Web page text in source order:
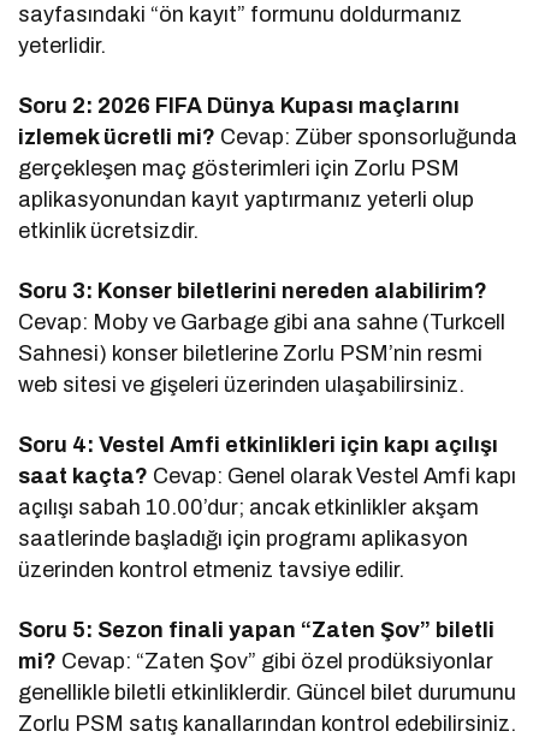
sayfasındaki “ön kayıt” formunu doldurmanız
yeterlidir.
Soru 2: 2026 FIFA Dünya Kupası maçlarını
izlemek ücretli mi? Cevap: Züber sponsorluğunda
gerçekleşen maç gösterimleri için Zorlu PSM
aplikasyonundan kayıt yaptırmanız yeterli olup
etkinlik ücretsizdir.
Soru 3: Konser biletlerini nereden alabilirim?
Cevap: Moby ve Garbage gibi ana sahne (Turkcell
Sahnesi) konser biletlerine Zorlu PSM’nin resmi
web sitesi ve gişeleri üzerinden ulaşabilirsiniz.
Soru 4: Vestel Amfi etkinlikleri için kapı açılışı
saat kaçta? Cevap: Genel olarak Vestel Amfi kapı
açılışı sabah 10.00’dur; ancak etkinlikler akşam
saatlerinde başladığı için programı aplikasyon
üzerinden kontrol etmeniz tavsiye edilir.
Soru 5: Sezon finali yapan “Zaten Şov” biletli
mi? Cevap: “Zaten Şov” gibi özel prodüksiyonlar
genellikle biletli etkinliklerdir. Güncel bilet durumunu
Zorlu PSM satış kanallarından kontrol edebilirsiniz.